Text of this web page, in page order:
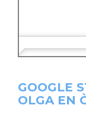
GOOGLE
OLGA EN